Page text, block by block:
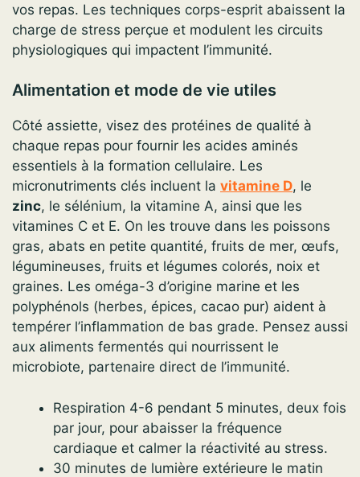
vos repas. Les techniques corps-esprit abaissent la
charge de stress perçue et modulent les circuits
physiologiques qui impactent l’immunité.
Alimentation et mode de vie utiles
Côté assiette, visez des protéines de qualité à
chaque repas pour fournir les acides aminés
essentiels à la formation cellulaire. Les
micronutriments clés incluent la vitamine D, le
zinc, le sélénium, la vitamine A, ainsi que les
vitamines C et E. On les trouve dans les poissons
gras, abats en petite quantité, fruits de mer, œufs,
légumineuses, fruits et légumes colorés, noix et
graines. Les oméga-3 d’origine marine et les
polyphénols (herbes, épices, cacao pur) aident à
tempérer l’inflammation de bas grade. Pensez aussi
aux aliments fermentés qui nourrissent le
microbiote, partenaire direct de l’immunité.
Respiration 4-6 pendant 5 minutes, deux fois
par jour, pour abaisser la fréquence
cardiaque et calmer la réactivité au stress.
30 minutes de lumière extérieure le matin